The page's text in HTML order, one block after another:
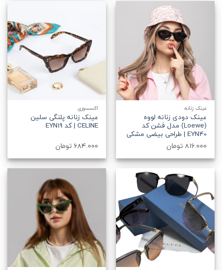
عینک زنانه
عینک دودی زنانه لووه
(Loewe) مدل فشن کد
EYN40 | طراحی بیضی مشکی
816.000تومان
اکسسوری
عینک زنانه پلنگی سلین
CELINE | کد EYN19
684.000تومان